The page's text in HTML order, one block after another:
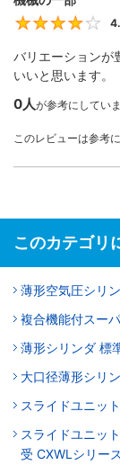
バリエーションが
いいと思います。
0人が参考にしていま
このレビューは参考
このカテゴリ
薄形空気圧シリ
複合機能付スー
薄形シリンダ 標
大口径薄形シリ
スライドユニッ
スライドユニッ
受 CXWLシリー